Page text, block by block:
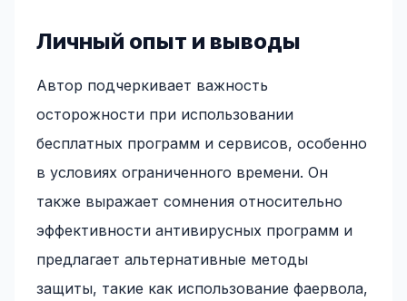
Личный опыт и выводы
Автор подчеркивает важность
осторожности при использовании
бесплатных программ и сервисов, особенно
в условиях ограниченного времени. Он
также выражает сомнения относительно
эффективности антивирусных программ и
предлагает альтернативные методы
защиты, такие как использование фаервола,